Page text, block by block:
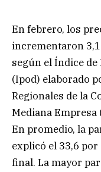
En febrero, los
incrementaron 3,1
según el Índice
(Ipod) elaborado
Regionales de la
Mediana Empresa
En promedio, la
explicó el 33,6
final. La mayor